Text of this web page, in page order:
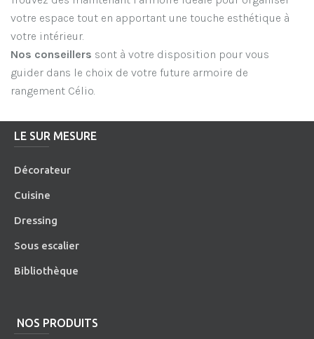
votre espace tout en apportant une touche esthétique à
votre intérieur.
Nos conseillers sont à votre disposition pour vous
guider dans le choix de votre future armoire de
rangement Célio.
LE SUR MESURE
Décorateur
Cuisine
Dressing
Sous escalier
Bibliothèque
NOS PRODUITS